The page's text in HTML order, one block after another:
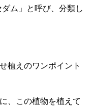
ム」と呼び、分類し
植えのワンポイント
、この植物を植えて